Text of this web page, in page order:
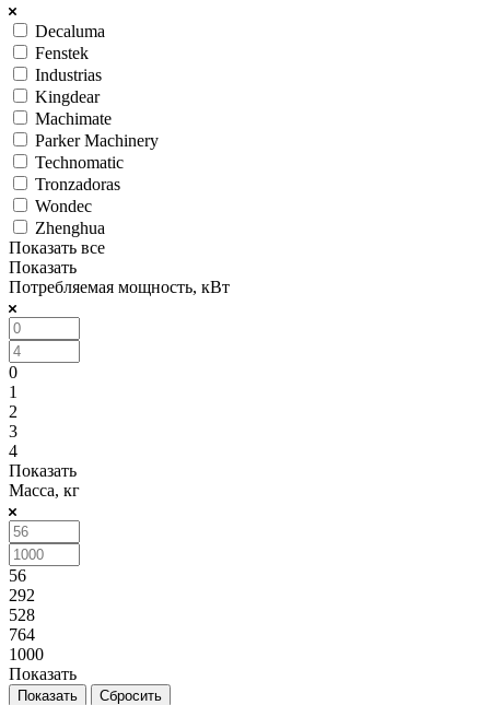
Decaluma
Fenstek
Industrias
Kingdear
Machimate
Parker Machinery
Technomatic
Tronzadoras
Wondec
Zhenghua
Показать все
Показать
Потребляемая мощность, кВт
0
1
2
3
4
Показать
Масса, кг
56
292
528
764
1000
Показать
Сбросить